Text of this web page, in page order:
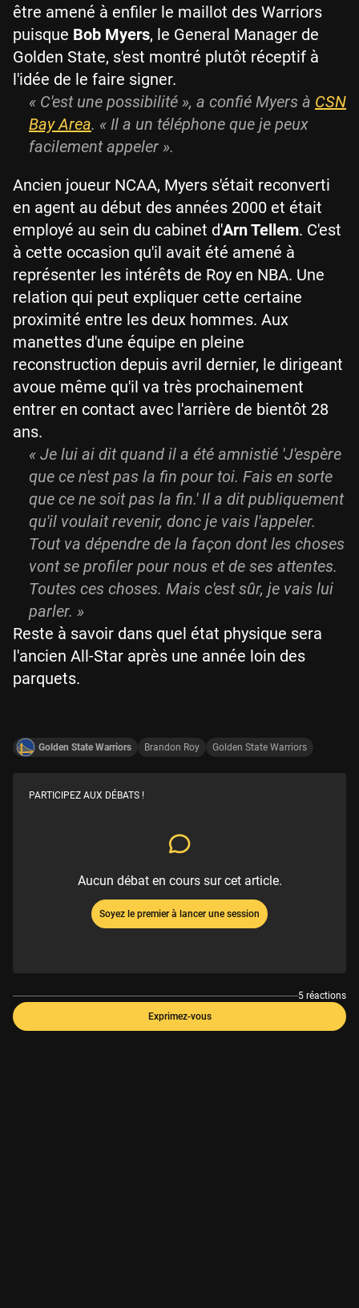
être amené à enfiler le maillot des Warriors
puisque Bob Myers, le General Manager de
Golden State, s'est montré plutôt réceptif à
l'idée de le faire signer.
« C'est une possibilité », a confié Myers à CSN
Bay Area. « Il a un téléphone que je peux
facilement appeler ».
Ancien joueur NCAA, Myers s'était reconverti
en agent au début des années 2000 et était
employé au sein du cabinet d'Arn Tellem. C'est
à cette occasion qu'il avait été amené à
représenter les intérêts de Roy en NBA. Une
relation qui peut expliquer cette certaine
proximité entre les deux hommes. Aux
manettes d'une équipe en pleine
reconstruction depuis avril dernier, le dirigeant
avoue même qu'il va très prochainement
entrer en contact avec l'arrière de bientôt 28
ans.
« Je lui ai dit quand il a été amnistié 'J'espère
que ce n'est pas la fin pour toi. Fais en sorte
que ce ne soit pas la fin.' Il a dit publiquement
qu'il voulait revenir, donc je vais l'appeler.
Tout va dépendre de la façon dont les choses
vont se profiler pour nous et de ses attentes.
Toutes ces choses. Mais c'est sûr, je vais lui
parler. »
Reste à savoir dans quel état physique sera
l'ancien All-Star après une année loin des
parquets.
Golden State Warriors Brandon Roy Golden State Warriors
PARTICIPEZ AUX DÉBATS !
Aucun débat en cours sur cet article.
Soyez le premier à lancer une session
5 réactions
Exprimez-vous